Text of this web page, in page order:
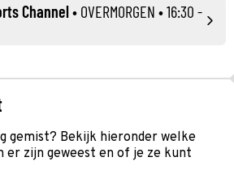
Channel• OVERMORGEN • 16:30 -
gemist? Bekijk hieronder welke
er zijn geweest en of je ze kunt